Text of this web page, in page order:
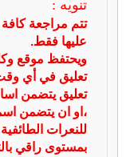
تنويه :
تتم مراجعة
عليها فقط.
ويحتفظ موقع
تعليق في أي
تعليق يتضمن
،او ان يتضمن
للنعرات
بمستوى راقي